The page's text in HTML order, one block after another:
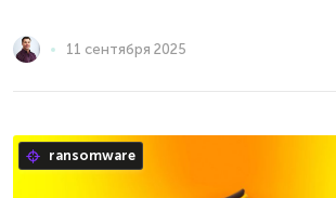
11 сентября 2025
ransomware